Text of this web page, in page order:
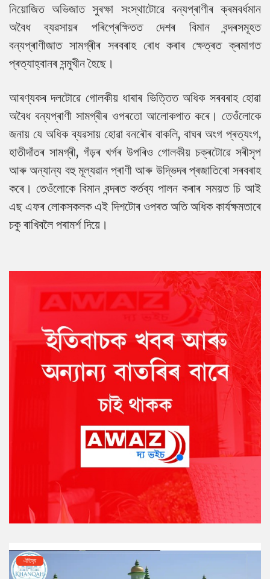
নিয়োজিত অভিজাত সুৰক্ষা সংস্থাটোৱে বন্যপ্ৰাণীৰ ক্ৰমবৰ্ধমান
অবৈধ ব্যৱসায়ৰ পৰিপ্ৰেক্ষিতত দেশৰ বিমান বন্দৰসমূহত
বন্যপ্ৰাণীজাত সামগ্ৰীৰ সৰবৰাহ ৰোধ কৰাৰ ক্ষেত্ৰত ক্ৰমাগত
প্ৰত্যাহ্বানৰ সন্মুখীন হৈছে।
আৰণ্যকৰ দলটোৱে গোলকীয় ধাৰাৰ ভিত্তিত অধিক সৰবৰাহ হোৱা
অবৈধ বন্যপ্ৰাণী সামগ্ৰীৰ ওপৰতো আলোকপাত কৰে। তেওঁলোকে
জনায় যে অধিক ব্যৱসায় হোৱা বনৰৌৰ বাকলি, বাঘৰ অংগ প্ৰত্যংগ,
হাতীদাঁতৰ সামগ্ৰী, গঁড়ৰ খৰ্গৰ উপৰিও গোলকীয় চক্ৰটোৱে সৰীসৃপ
আৰু অন্যান্য বহু মূল্যৱান প্ৰাণী আৰু উদ্ভিদৰ প্ৰজাতিৰো সৰবৰাহ
কৰে। তেওঁলোকে বিমান বন্দৰত কৰ্তব্য পালন কৰাৰ সময়ত চি আই
এছ এফৰ লোকসকলক এই দিশটোৰ ওপৰত অতি অধিক কাৰ্যক্ষমতাৰে
চকু ৰাখিবলৈ পৰামৰ্শ দিয়ে।
ঐতিহ্য